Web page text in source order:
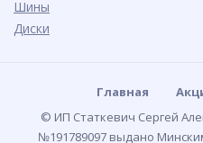
Шины
Диски
Главная
© ИП Статкевич Сергей
№191789097 выдано